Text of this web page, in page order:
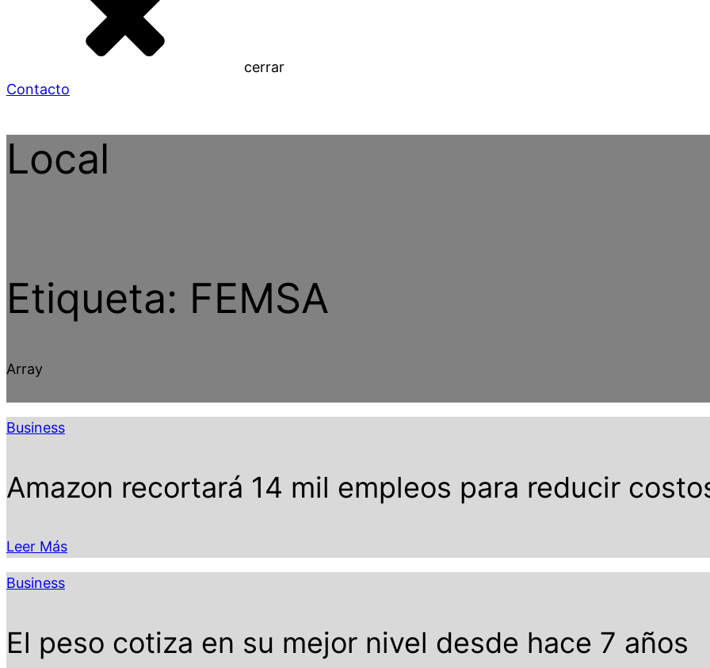
cerrar
Contacto
Local
Etiqueta: FEMSA
Array
Business
Amazon recortará 14 mil empleos para reducir
Leer Más
Business
El peso cotiza en su mejor nivel desde hace 7 años